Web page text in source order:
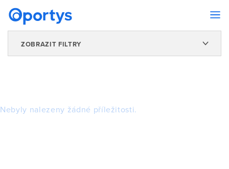
ZOBRAZIT FILTRY
Nebyly nalezeny žádné příležitosti.